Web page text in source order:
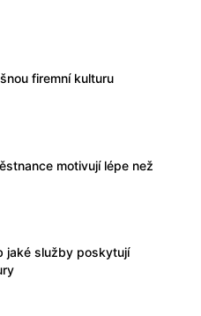
firemní kulturu
motivují lépe než
jaké služby poskytují